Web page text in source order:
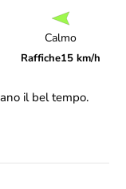
Calmo
Raffiche15 km/h
il bel tempo.